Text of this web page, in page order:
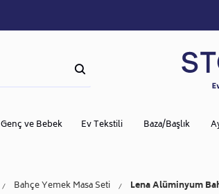
Genç ve Bebek Ev Tekstili Baza/Başlık
Bahçe Yemek Masa Seti Lena Alüminyum